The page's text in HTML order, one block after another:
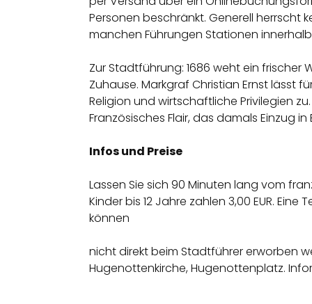
Personen beschränkt. Generell herrscht
manchen Führungen Stationen
Zur Stadtführung: 1686 weht ein
Zuhause. Markgraf Christian Ernst lässt
Religion und wirtschaftliche Privilegien
Französisches Flair, das damals Einzug
Infos und Preise
Lassen Sie sich 90 Minuten lang vom
Kinder bis 12 Jahre zahlen 3,00 EUR.
können
nicht direkt beim Stadtführer erworben
Hugenottenkirche, Hugenottenplatz.